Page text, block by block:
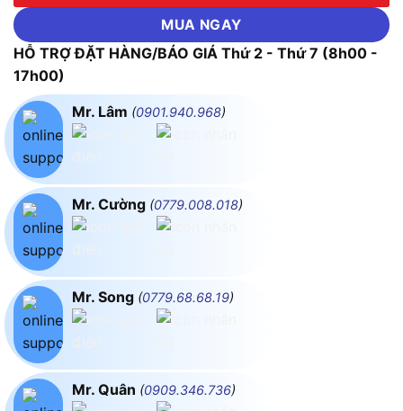
MUA NGAY
HỖ TRỢ ĐẶT HÀNG/BÁO GIÁ Thứ 2 - Thứ 7 (8h00 -
17h00)
Mr. Lâm (0901.940.968)
Mr. Cường (0779.008.018)
Mr. Song (0779.68.68.19)
Mr. Quân (0909.346.736)